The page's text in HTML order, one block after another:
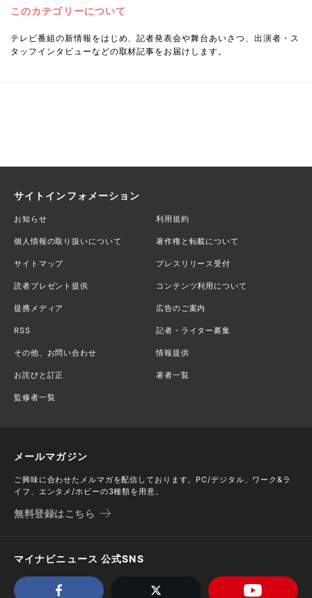
このカテゴリーについて
テレビ番組の新情報をはじめ、記者発表会や舞台あいさつ、出演者・ス
タッフインタビューなどの取材記事をお届けします。
サイトインフォメーション
お知らせ 利用規約
個人情報の取り扱いについて 著作権と転載について
サイトマップ プレスリリース受付
読者プレゼント提供 コンテンツ利用について
提携メディア 広告のご案内
RSS 記者・ライター募集
その他、お問い合わせ 情報提供
お詫びと訂正 著者一覧
監修者一覧
メールマガジン
ご興味に合わせたメルマガを配信しております。PC/デジタル、ワーク&ラ
イフ、エンタメ/ホビーの3種類を用意。
無料登録はこちら
マイナビニュース 公式SNS